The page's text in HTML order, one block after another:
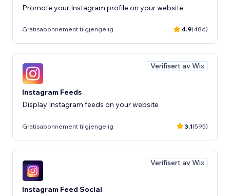
Promote your Instagram profile on your website
Gratisabonnement tilgjengelig 4.9(486)
Verifisert av Wix
Instagram Feeds
Display Instagram feeds on your website
Gratisabonnement tilgjengelig 3.1(595)
Verifisert av Wix
Instagram Feed Social